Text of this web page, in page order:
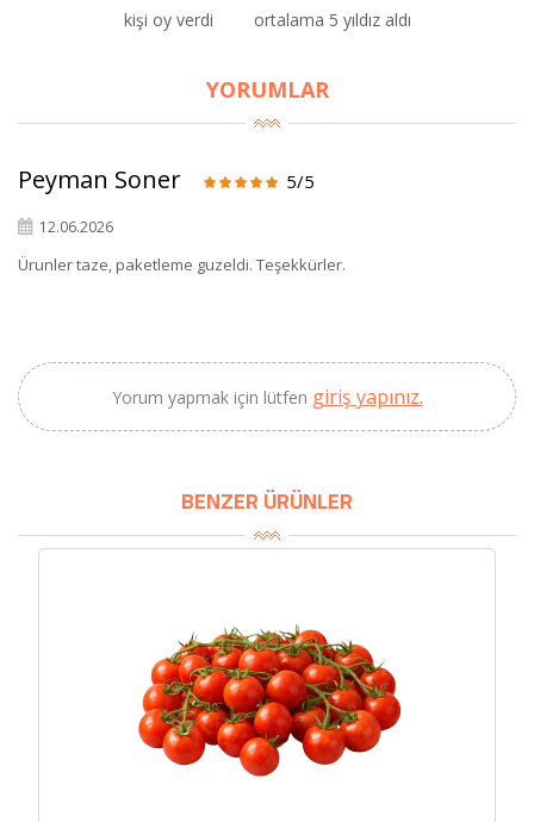
kişi oy verdi ortalama 5 yıldız aldı
YORUMLAR
Peyman Soner 5/5
12.06.2026
Ürunler taze, paketleme guzeldi. Teşekkürler.
Yorum yapmak için lütfen giriş yapınız.
BENZER ÜRÜNLER
×
2100,00 TL
Güney Ege, 5 Litre) -
SEPETE EKLE